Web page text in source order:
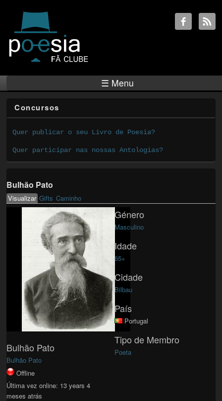
☰ Menu
Concursos
Quer publicar o seu Livro de Poesia?
Quer participar nas nossas Antologias?
Bulhão Pato
Primary tabs
Visualizar(active tab)
Gifts Caminho
Bulhão Pato
Bulhão Pato
Offline
Última vez online: 13 years 4
meses atrás
Género
Masculino
Idade
65+
Cidade
Bilbau
País
Portugal
Tipo de Membro
Poeta